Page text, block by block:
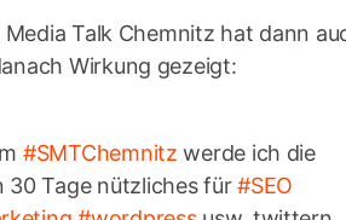
Media Talk Chemnitz hat dann
Wirkung gezeigt:
#SMTChemnitz werde ich die
30 Tage nützliches für#SEO